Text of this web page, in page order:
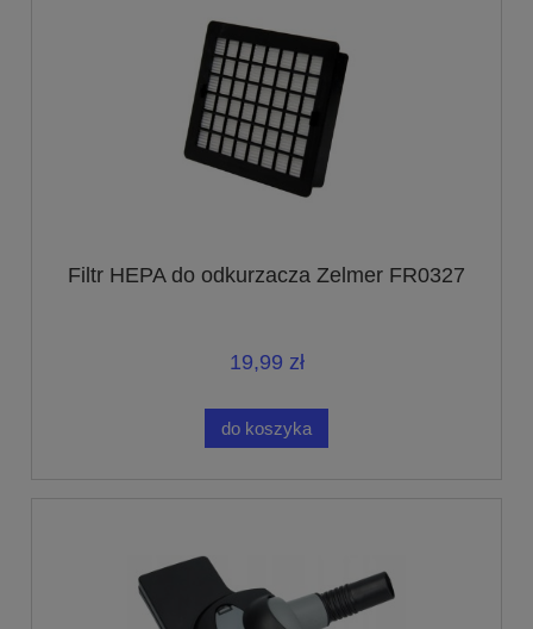
Filtr HEPA do odkurzacza Zelmer FR0327
19,99 zł
do koszyka